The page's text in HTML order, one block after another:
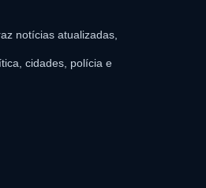
notícias atualizadas,
cidades, polícia e